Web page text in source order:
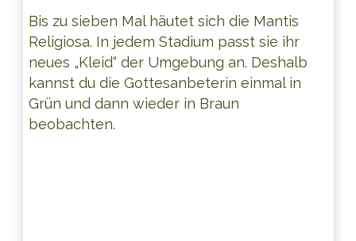
Bis zu sieben Mal häutet sich die Mantis
Religiosa. In jedem Stadium passt sie ihr
neues „Kleid“ der Umgebung an. Deshalb
kannst du die Gottesanbeterin einmal in
Grün und dann wieder in Braun
beobachten.